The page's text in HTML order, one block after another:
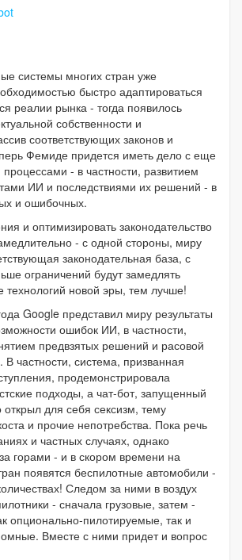
системы многих стран уже
быстро адаптироваться
реалии рынка - тогда появилось
собственности и
соответствующих законов и
Фемиде придется иметь дело с еще
- в частности, развитием
ИИ и последствиями их решений - в
и ошибочных.
и оптимизировать законодательство
- с одной стороны, миру
законодательная база, с
ограничений будут замедлять
технологий новой эры, тем лучше!
Google представил миру результаты
ошибок ИИ, в частности,
предвзятых решений и расовой
частности, система, призванная
продемонстрировала
подходы, а чат-бот, запущенный
для себя сексизм, тему
и прочие непотребства. Пока речь
и частных случаях, однако
горами - и в скором времени на
появятся беспилотные автомобили -
Следом за ними в воздух
- сначала грузовые, затем -
опционально-пилотируемые, так и
Вместе с ними придет и вопрос